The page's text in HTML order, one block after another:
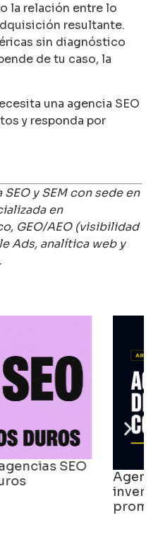
la relación entre lo
resultante.
sin diagnóstico
de tu caso, la
una agencia SEO
y responda por
y SEM con sede en
en
GEO/AEO (visibilidad
Ads, analítica web y
crece la
la agencia